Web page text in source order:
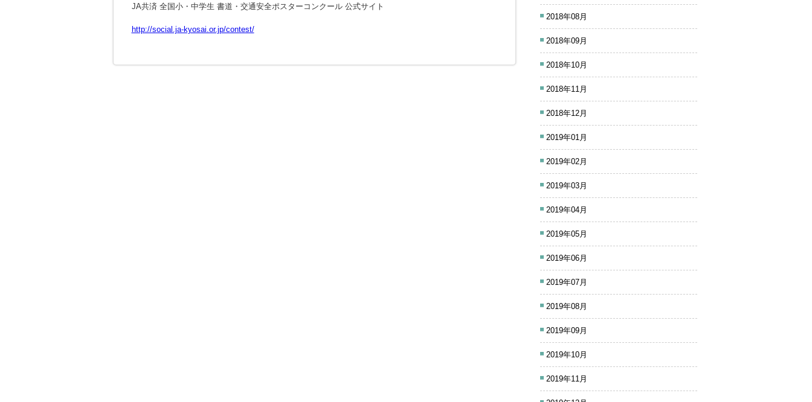
JA共済 全国小・中学生 書道・交通安全ポスターコンクール 公式サイト
http://social.ja-kyosai.or.jp/contest/
2018年08月
2018年09月
2018年10月
2018年11月
2018年12月
2019年01月
2019年02月
2019年03月
2019年04月
2019年05月
2019年06月
2019年07月
2019年08月
2019年09月
2019年10月
2019年11月